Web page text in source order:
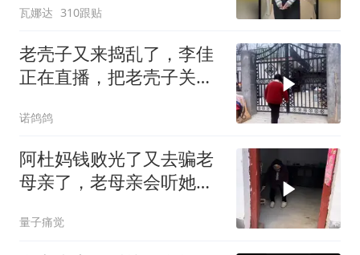
瓦娜达 310跟贴
老壳子又来捣乱了，李佳
正在直播，把老壳子关在
诺鸽鸽
阿杜妈钱败光了又去骗老
母亲了，老母亲会听她的
量子痛觉